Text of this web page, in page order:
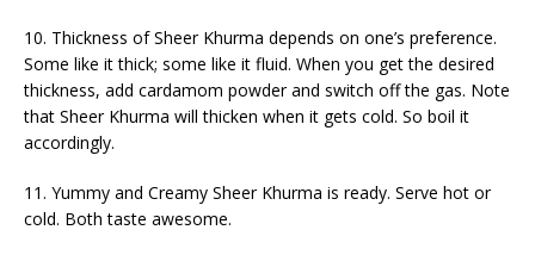
10. Thickness of Sheer Khurma depends on one’s preference.
Some like it thick; some like it fluid. When you get the desired
thickness, add cardamom powder and switch off the gas. Note
that Sheer Khurma will thicken when it gets cold. So boil it
accordingly.
11. Yummy and Creamy Sheer Khurma is ready. Serve hot or
cold. Both taste awesome.